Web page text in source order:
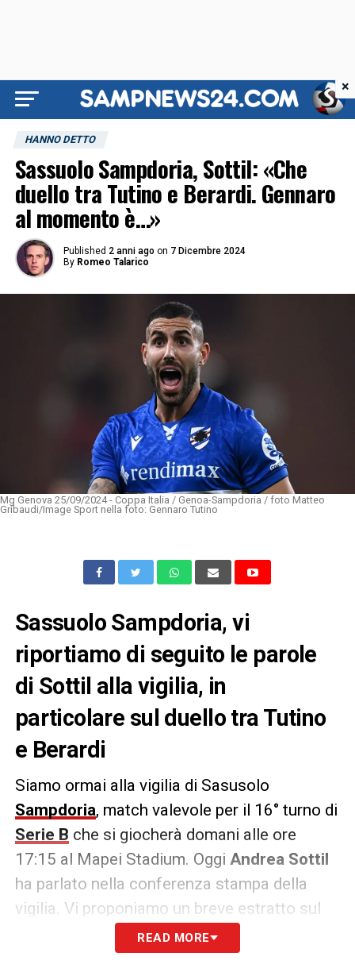
HANNO DETTO
Sassuolo Sampdoria, Sottil: «Che
duello tra Tutino e Berardi. Gennaro
al momento è…»
Published 2 anni ago on 7 Dicembre 2024
By Romeo Talarico
Mg Genova 25/09/2024 - Coppa Italia / Genoa-Sampdoria / foto Matteo
Gribaudi/Image Sport nella foto: Gennaro Tutino
Sassuolo Sampdoria, vi
riportiamo di seguito le parole
di Sottil alla vigilia, in
particolare sul duello tra Tutino
e Berardi
Siamo ormai alla vigilia di Sasusolo
Sampdoria, match valevole per il 16° turno di
Serie B che si giocherà domani alle ore
17:15 al Mapei Stadium. Oggi Andrea Sottil
ha parlato nella conferenza stampa della
vigilia. Vi proponiamo un breve estratto sul
duello tra i due cannonieri delle due
Gennaro TutinoeDomenico
READ MORE
×